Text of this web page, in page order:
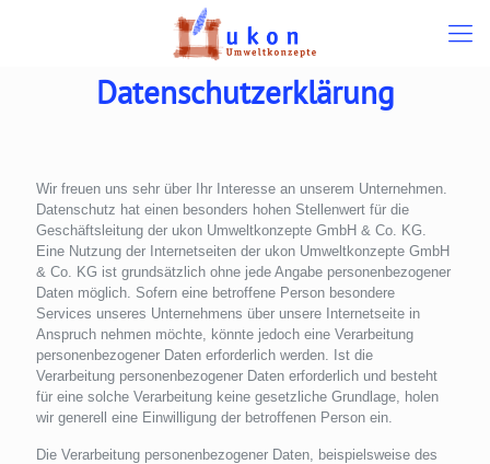
Datenschutzerklärung
Wir freuen uns sehr über Ihr Interesse an unserem Unternehmen.
Datenschutz hat einen besonders hohen Stellenwert für die
Geschäftsleitung der ukon Umweltkonzepte GmbH & Co. KG.
Eine Nutzung der Internetseiten der ukon Umweltkonzepte GmbH
& Co. KG ist grundsätzlich ohne jede Angabe personenbezogener
Daten möglich. Sofern eine betroffene Person besondere
Services unseres Unternehmens über unsere Internetseite in
Anspruch nehmen möchte, könnte jedoch eine Verarbeitung
personenbezogener Daten erforderlich werden. Ist die
Verarbeitung personenbezogener Daten erforderlich und besteht
für eine solche Verarbeitung keine gesetzliche Grundlage, holen
wir generell eine Einwilligung der betroffenen Person ein.
Die Verarbeitung personenbezogener Daten, beispielsweise des